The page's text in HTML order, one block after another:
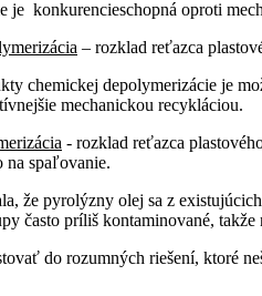
je konkurencieschopná oproti
– rozklad reťazca
chemickej depolymerizácie je
mechanickou recykláciou.
- rozklad reťazca
na spaľovanie.
že pyrolýzny olej sa z
často príliš kontaminované,
do rozumných riešení, ktoré